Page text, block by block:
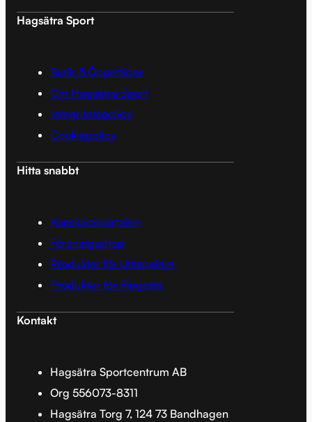
Hagsätra Sport
Butik & Öppettider
Om Hagsätra Sport
Integritetspolicy
Cookiepolicy
Hitta snabbt
Kunskapsportalen
Föreningsshop
Produkter för Utespelare
Produkter för Ringette
Kontakt
Hagsätra Sportcentrum AB
Org 556073-8311
Hagsätra Torg 7, 124 73 Bandhagen